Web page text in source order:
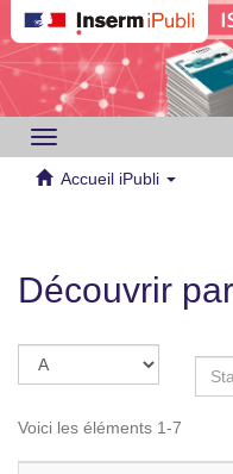
Toggle
navigation
Accueil iPubli
Découvrir
Voici les éléments 1-7